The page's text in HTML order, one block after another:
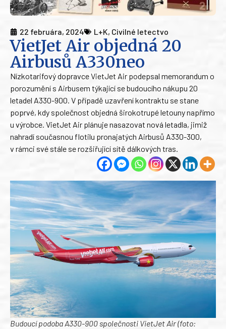
22 februára, 2024 L+K, Civilné letectvo
VietJet Air objedná 20
Airbusů A330neo
Nízkotarifový dopravce VietJet Air podepsal memorandum o
porozumění s Airbusem týkající se budoucího nákupu 20
letadel A330-900. V případě uzavření kontraktu se stane
poprvé, kdy společnost objedná širokotrupé letouny napřímo
u výrobce. VietJet Air plánuje nasazovat nová letadla, jimiž
nahradí současnou flotilu pronajatých Airbusů A330-300,
v rámci své stále se rozšiřující sítě dálkových tras.
Budoucí podoba A330-900 společnosti VietJet Air (foto: